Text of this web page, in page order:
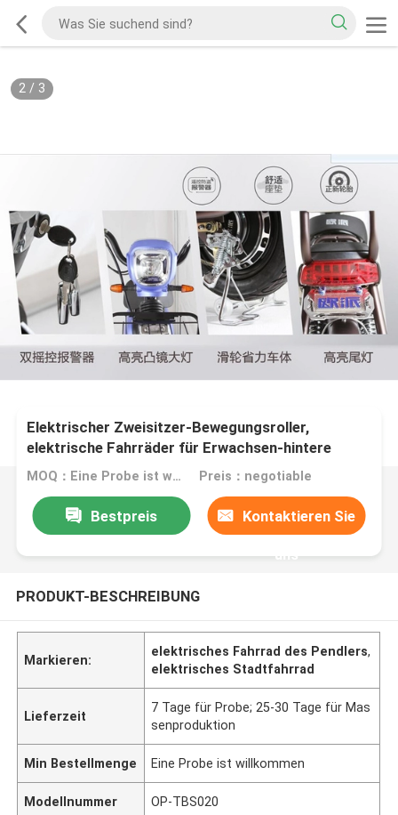
2/ 3
Elektrischer Zweisitzer-Bewegungsroller,
elektrische Fahrräder für Erwachsen-hintere
Bremse mit VerschlussMOQ：Eine Probe ist willkommen Preis：negotiable
Bestpreis Kontaktieren Sie
uns
PRODUKT-BESCHREIBUNG
Markieren:
elektrisches Fahrrad des Pendlers,
elektrisches Stadtfahrrad
Lieferzeit
7 Tage für Probe; 25-30 Tage für Mas
senproduktion
Min Bestellmenge Eine Probe ist willkommen
Modellnummer OP-TBS020